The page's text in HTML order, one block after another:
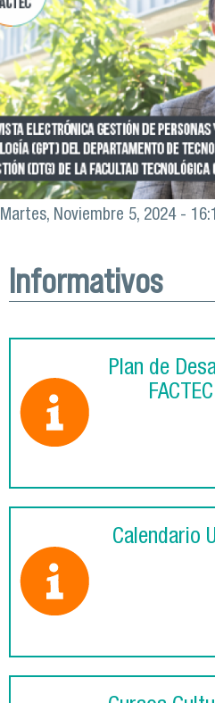
Martes, Noviembre 5, 2024 -
Informativos
Plan de
Calendario